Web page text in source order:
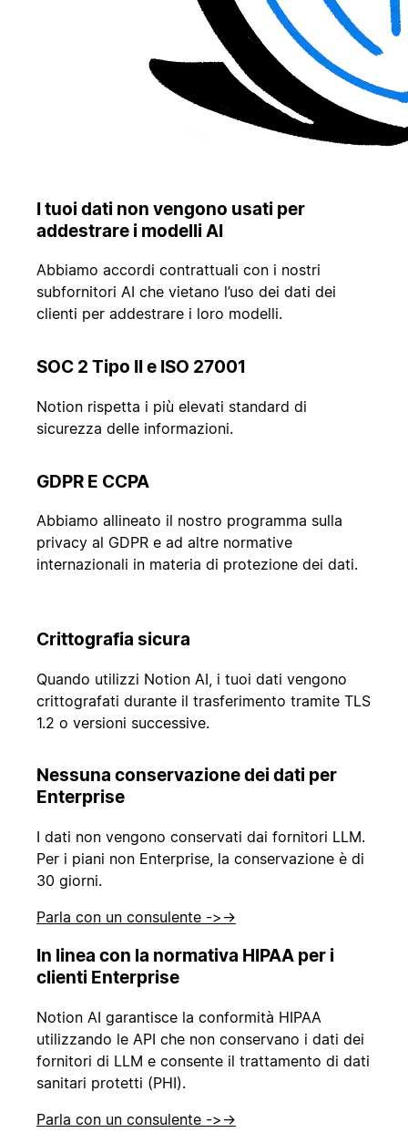
I tuoi dati non vengono usati per
addestrare i modelli AI
Abbiamo accordi contrattuali con i nostri
subfornitori AI che vietano l’uso dei dati dei
clienti per addestrare i loro modelli.
SOC 2 Tipo II e ISO 27001
Notion rispetta i più elevati standard di
sicurezza delle informazioni.
GDPR E CCPA
Abbiamo allineato il nostro programma sulla
privacy al GDPR e ad altre normative
internazionali in materia di protezione dei dati.
Crittografia sicura
Quando utilizzi Notion AI, i tuoi dati vengono
crittografati durante il trasferimento tramite TLS
1.2 o versioni successive.
Nessuna conservazione dei dati per
Enterprise
I dati non vengono conservati dai fornitori LLM.
Per i piani non Enterprise, la conservazione è di
30 giorni.
Parla con un consulente -> →
In linea con la normativa HIPAA per i
clienti Enterprise
Notion AI garantisce la conformità HIPAA
utilizzando le API che non conservano i dati dei
fornitori di LLM e consente il trattamento di dati
sanitari protetti (PHI).
Parla con un consulente -> →